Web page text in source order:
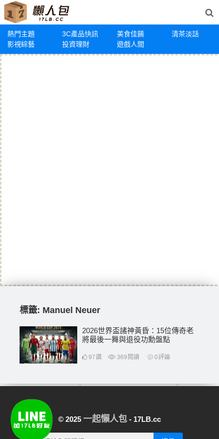
熱門主題 3C產品快訊 美食佳餚
清茶淡話
影視綜藝
投資理財 遊戲人間
標籤: Manuel Neuer
2026世界盃諸神黃昏：15位傳奇老
將最後一舞與退役功勳盤點
97讚 369 閱讀 0評論
© 2025 一起懶人包 - 17LB.cc